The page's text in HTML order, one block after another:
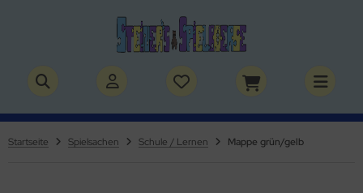
Startseite Spielsachen Schule / Lernen Mappe grün/gelb